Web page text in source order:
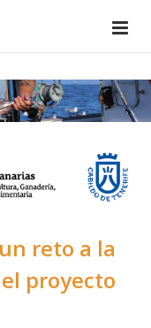
reto a la
proyecto